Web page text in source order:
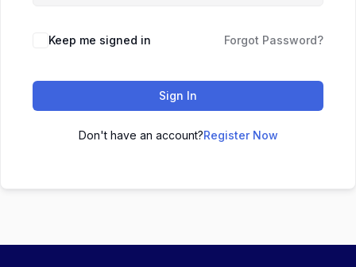
Keep me signed in Forgot Password?
Sign In
Don't have an account?Register Now